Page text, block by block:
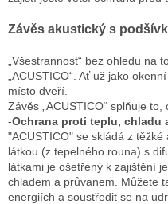
Závěs akustický s
„Všestrannost“ bez ohledu na
„ACUSTICO“. Ať už jako
místo dveří.
Závěs „ACUSTICO“ splňuje to,
-Ochrana proti teplu, chladu
"ACUSTICO" se skládá z
látkou (z tepelného rouna) s
látkami je ošetřený k zajištění
chladem a průvanem. Můžete
energiích a soustředit se na